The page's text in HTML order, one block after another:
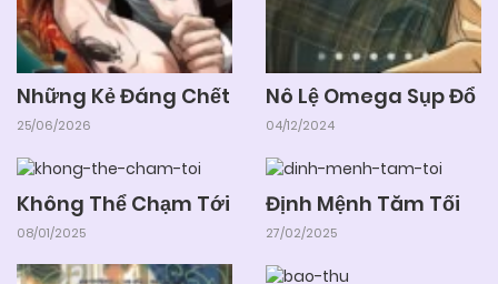
Chapter 07 25/06/2026
Chapter 06 (H) 25/06/2026
Chapter 05 (H) 25/06/2026
Những Kẻ Đáng Chết
25/06/2026
Nô Lệ Omega Sụp Đổ
04/12/2024
Không Thể Chạm Tới
08/01/2025
Định Mệnh Tăm Tối
27/02/2025